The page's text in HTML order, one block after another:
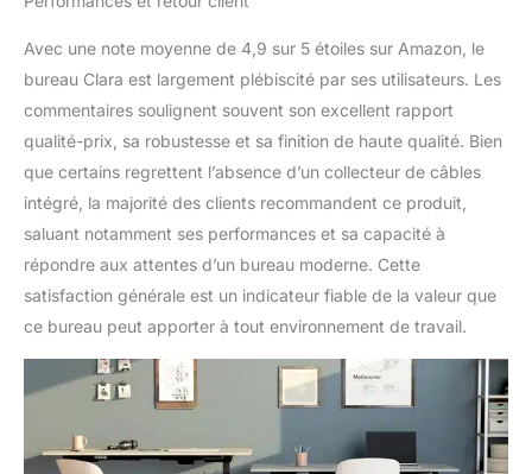
Avec une note moyenne de 4,9 sur 5 étoiles sur Amazon, le
bureau Clara est largement plébiscité par ses utilisateurs. Les
commentaires soulignent souvent son excellent rapport
qualité-prix, sa robustesse et sa finition de haute qualité. Bien
que certains regrettent l’absence d’un collecteur de câbles
intégré, la majorité des clients recommandent ce produit,
saluant notamment ses performances et sa capacité à
répondre aux attentes d’un bureau moderne. Cette
satisfaction générale est un indicateur fiable de la valeur que
ce bureau peut apporter à tout environnement de travail.